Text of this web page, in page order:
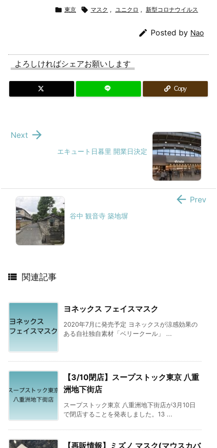
 東京  マスク , ユニクロ , 新型コロナウイルス
 Posted by Nao
よろしければシェアお願いします
Copy
エキュート日暮里 開業日決定

Next
谷中 観音寺 築地塀
 Prev
 関連記事
ヨネックス フェイスマスク
2020年7月に発売予定 ヨネックスが涼感効果の
ある自社独自素材「ベリークール」 ...
【3/10閉店】スープストック東京 八重
洲地下街店
スープストック東京 八重洲地下街店が3月10日
で閉店することを発表しました。13 ...
【再販情報】ミズノ マスク(マウスカバ